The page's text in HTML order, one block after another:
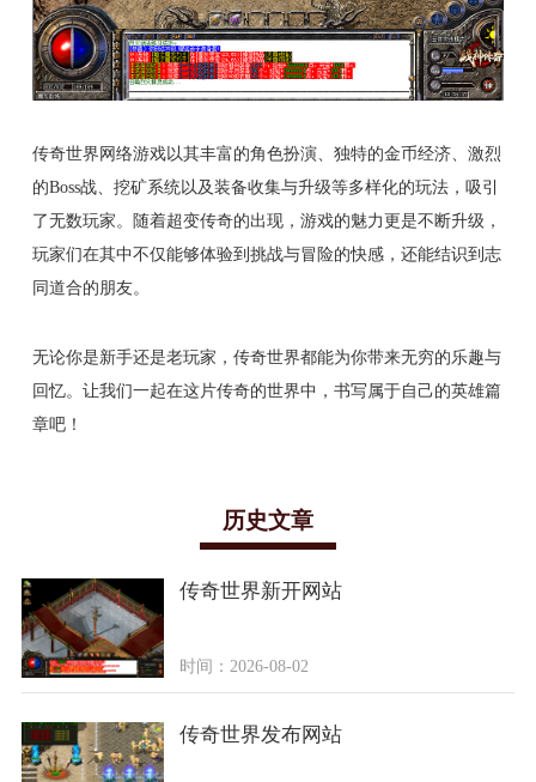
传奇世界网络游戏以其丰富的角色扮演、独特的金币经济、激烈
的Boss战、挖矿系统以及装备收集与升级等多样化的玩法，吸引
了无数玩家。随着超变传奇的出现，游戏的魅力更是不断升级，
玩家们在其中不仅能够体验到挑战与冒险的快感，还能结识到志
同道合的朋友。
无论你是新手还是老玩家，传奇世界都能为你带来无穷的乐趣与
回忆。让我们一起在这片传奇的世界中，书写属于自己的英雄篇
章吧！
历史文章
传奇世界新开网站
时间：2026-08-02
传奇世界发布网站